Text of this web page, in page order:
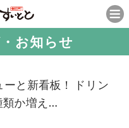
お知らせ
と新看板！ ドリン
類か増え…